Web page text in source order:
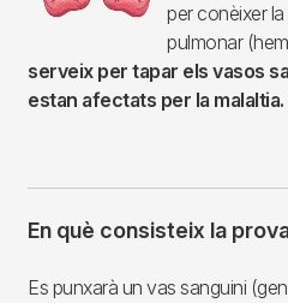
per conèixer
pulmonar
serveix per tapar els vasos
estan afectats per la malaltia.
En què consisteix la
Es punxarà un vas sanguini